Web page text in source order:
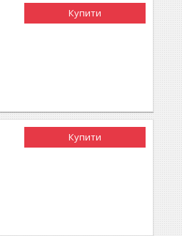
Купити
Купити